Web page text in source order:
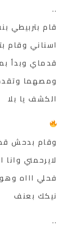
قام بتربيطي بنفس
اسناني وقام
قدماي وبدأ
ومصهما وتقدم ل
الكشف يا بلا
وقام بدحش قضيبه
لايرحمني وانا انده
فحلي اااه وهوي
نيكك بعنف